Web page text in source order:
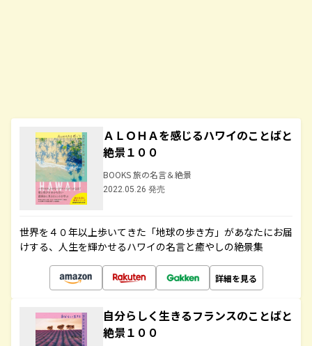
ＡＬＯＨＡを感じるハワイのことばと
絶景１００
BOOKS 旅の名言＆絶景
2022.05.26 発売
世界を４０年以上歩いてきた「地球の歩き方」があなたにお届
けする、人生を輝かせるハワイの名言と癒やしの絶景集
詳細を見る
自分らしく生きるフランスのことばと
絶景１００